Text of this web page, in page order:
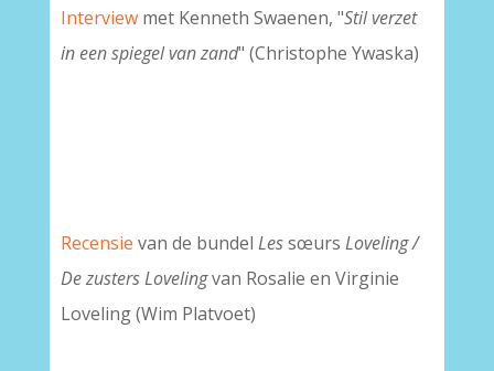
Interviewmet Kenneth Swaenen, "Stil verzet
in een spiegel van zand" (Christophe Ywaska)
Recensie van de bundel Lessœurs Loveling /
De zusters Lovelingvan Rosalie en Virginie
Loveling (Wim Platvoet)